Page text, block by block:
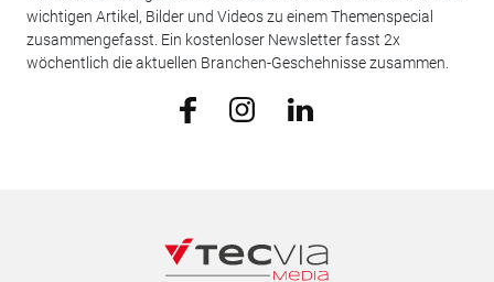
wichtigen Artikel, Bilder und Videos zu einem Themenspecial
zusammengefasst. Ein kostenloser Newsletter fasst 2x
wöchentlich die aktuellen Branchen-Geschehnisse zusammen.